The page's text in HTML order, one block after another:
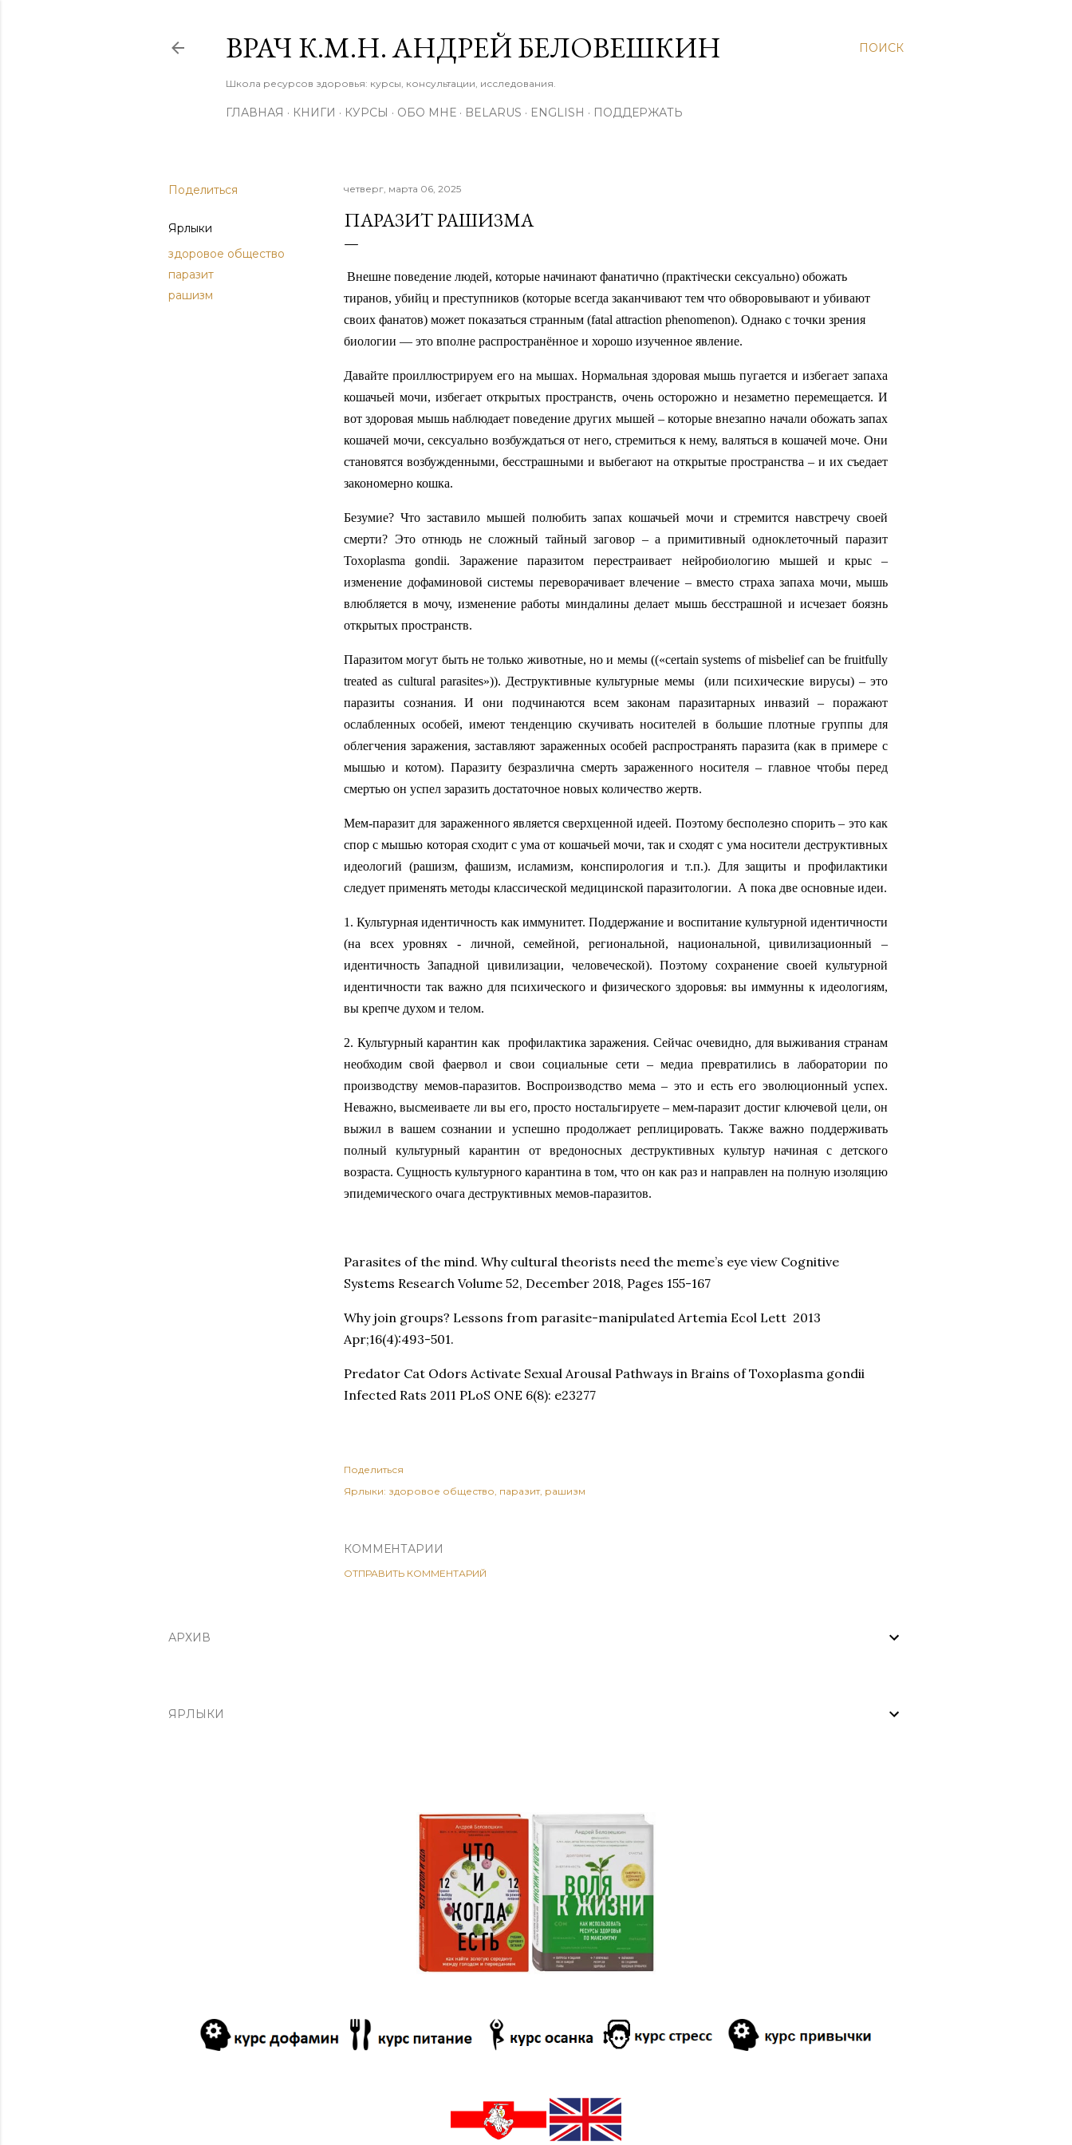
ПОИСК
ВРАЧ К.М.Н. АНДРЕЙ БЕЛОВЕШКИН
Школа ресурсов здоровья: курсы, консультации, исследования.
ГЛАВНАЯ КНИГИ КУРСЫ ОБО МНЕ BELARUS ENGLISH ПОДДЕРЖАТЬ
Поделиться
Ярлыки
здоровое общество
паразит
рашизм
четверг, марта 06, 2025
ПАРАЗИТ РАШИЗМА
Внешне поведение людей, которые начинают фанатично (практічески сексуально) обожать
тиранов, убийц и преступников (которые всегда заканчивают тем что обворовывают и убивают
своих фанатов) может показаться странным (fatal attraction phenomenon). Однако с точки зрения
биологии — это вполне распространённое и хорошо изученное явление.
Давайте проиллюстрируем его на мышах. Нормальная здоровая мышь пугается и избегает запаха
кошачьей мочи, избегает открытых пространств, очень осторожно и незаметно перемещается. И
вот здоровая мышь наблюдает поведение других мышей – которые внезапно начали обожать запах
кошачей мочи,cексуально возбуждаться от него,стремиться к нему, валяться в кошачей моче. Они
становятся возбужденными, бесстрашными и выбегают на открытые пространства – и их съедает
закономерно кошка.
Безумие? Что заставило мышей полюбить запах кошачьей мочи и стремится навстречу своей
смерти? Это отнюдь не сложный тайный заговор – а примитивный одноклеточный паразит
Toxoplasma gondii. Заражение паразитом перестраивает нейробиологию мышей и крыс –
изменение дофаминовой системы переворачивает влечение – вместо страха запаха мочи, мышь
влюбляется в мочу, изменение работы миндалины делает мышь бесстрашной и исчезает боязнь
открытых пространств.
Паразитом могут быть не только животные,но и мемы((«certain systems of misbelief can be fruitfully
treated as cultural parasites»)). Деструктивные культурные мемы
(или психические вирусы) – это
паразиты сознания. И они подчинаются всем законам паразитарных инвазий – поражают
ослабленных особей, имеют тенденцию скучивать носителей в большие плотные группы для
облегчения заражения, заставляют зараженных особей распространять паразита (как в примере с
мышью и котом). Паразиту безразлична смерть зараженного носителя – главное чтобы перед
смертью он успел заразить достаточное новых количество жертв.
Мем-паразит для зараженного является сверхценной идеей. Поэтому бесполезно спорить – это как
спор с мышью которая сходит с ума от кошачьей мочи, так и сходят с ума носители деструктивных
идеологий (рашизм, фашизм, исламизм, конспирология и т.п.). Для защиты и профилактики
следует применять методы классической медицинской паразитологии. А пока две основные идеи.
1. Культурная идентичность как иммунитет. Поддержание и воспитание культурной идентичности
(на всех уровнях - личной, семейной, региональной, национальной, цивилизационный –
идентичность Западной цивилизации, человеческой). Поэтому сохранение своей культурной
идентичности так важно для психического и физического здоровья: вы иммунны к идеологиям,
вы крепче духом и телом.
2. Культурный карантин как профилактика заражения. Сейчас очевидно, для выживания странам
необходим свой фаервол и свои социальные сети – медиа превратились в лаборатории по
производству мемов-паразитов. Воспроизводство мема – это и есть его эволюционный успех.
Неважно, высмеиваете ли вы его, просто ностальгируете – мем-паразит достиг ключевой цели, он
выжил в вашем сознании и успешно продолжает реплицировать. Также важно поддерживать
полный культурный карантин от вредоносных деструктивных культур начиная с детского
возраста. Сущность культурного карантина в том, что он как раз и направлен на полную изоляцию
эпидемического очага деструктивных мемов-паразитов.
Parasites of the mind. Why cultural theorists need the meme’s eye view Сognitive
Systems Research Volume 52, December 2018, Pages 155-167
Why join groups? Lessons from parasite-manipulated Artemia Ecol Lett 2013
Apr;16(4):493-501.
Predator Cat Odors Activate Sexual Arousal Pathways in Brains of Toxoplasma gondii
Infected Rats 2011 PLoS ONE 6(8): e23277
Поделиться
Ярлыки: здоровое общество паразит рашизм
КОММЕНТАРИИ
ОТПРАВИТЬ КОММЕНТАРИЙ
АРХИВ
ЯРЛЫКИ